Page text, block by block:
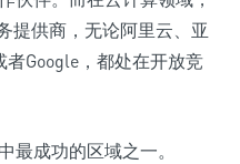
提供商，无论阿里云、亚
Google，都处在开放竞
最成功的区域之一。